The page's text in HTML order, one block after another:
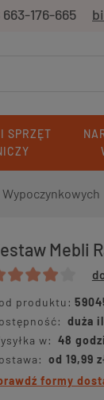
176-665
SPRZĘT
Mebli
produktu:
duża
w: 48
od 19,99
formy